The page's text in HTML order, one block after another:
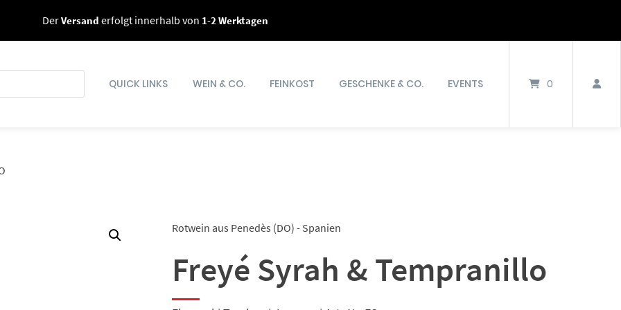
DerVersand erfolgt innerhalb von 1-2 Werktagen
QUICK LINKS WEIN & CO. FEINKOST GESCHENKE & CO. EVENTS 0
Rotwein aus Penedès (DO) - Spanien
Freyé Syrah & Tempranillo